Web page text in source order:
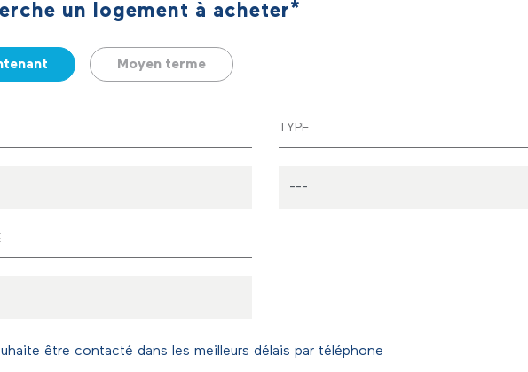
un logement à acheter*
Moyen terme
TYPE
être contacté dans les meilleurs délais par téléphone